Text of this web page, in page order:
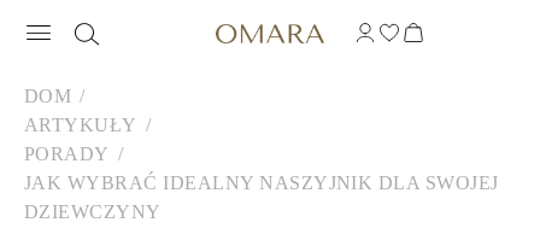
DOM
ARTYKUŁY
PORADY
JAK WYBRAĆ IDEALNY NASZYJNIK DLA SWOJEJ
DZIEWCZYNY